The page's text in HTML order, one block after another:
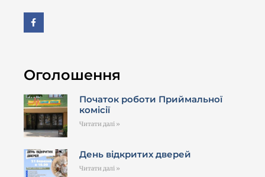
Оголошення
Початок роботи Приймальної
комісії
Читати далі »
День відкритих дверей
Читати далі »